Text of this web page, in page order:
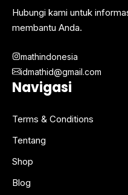
Hubungi kami untuk
membantu Anda.
mathindonesia
idmathid@gmail.com
Navigasi
Terms & Conditions
Tentang
Shop
Blog